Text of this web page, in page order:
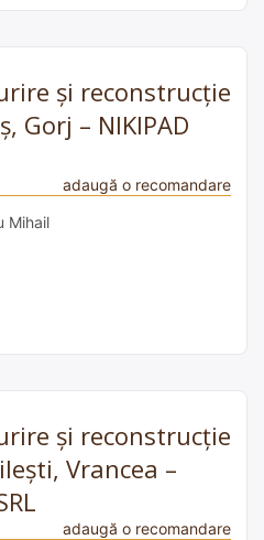
și reconstrucție
Gorj – NIKIPAD
adaugă o recomandare
Mihail
și reconstrucție
Vrancea –
adaugă o recomandare